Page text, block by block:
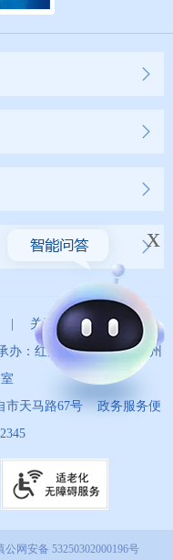
关于我们
办：红河哈尼族彝族自治州
市天马路67号 政务服务便
x
公网安备 53250302000196号